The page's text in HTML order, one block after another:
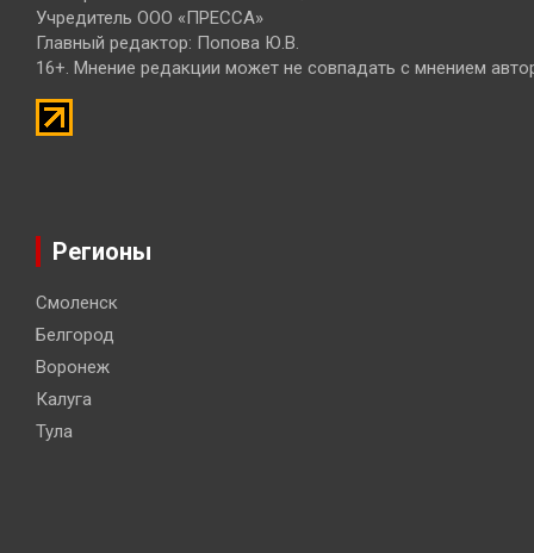
Учредитель ООО «ПРЕССА»
Главный редактор: Попова Ю.В.
16+. Мнение редакции может не совпадать с мнением
Регионы
Смоленск
Белгород
Воронеж
Калуга
Тула